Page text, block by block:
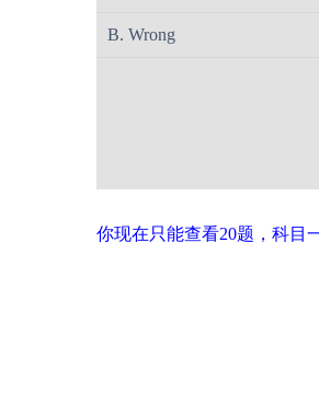
B. Wrong
你现在只能查看20题，科目